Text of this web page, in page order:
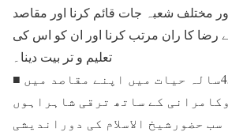
مختلف شعبہ جات قائم کرنا اور مقاصد
رضا کا ران مرتب کرنا اور ان کو اس کی
تعلیم و تر بیت دینا۔
■ الغرض مشن اپنی45سالہ حیات میں اپنے مقاصد میں
کے ساتھ ترقی شاہراہوں
حضورشیخ الاسلام کی دوراندیشی